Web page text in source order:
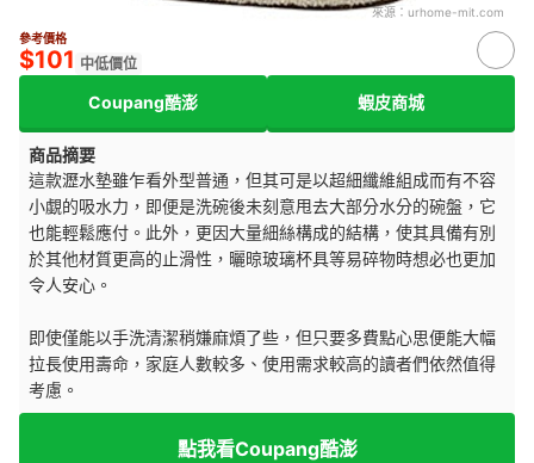
來源： urhome-mit.com
參考價格
$101 中低價位
Coupang酷澎 蝦皮商城
商品摘要
這款瀝水墊雖乍看外型普通，但其可是以超細纖維組成而有不容
小覷的吸水力，即便是洗碗後未刻意甩去大部分水分的碗盤，它
也能輕鬆應付。此外，更因大量細絲構成的結構，使其具備有別
於其他材質更高的止滑性，曬晾玻璃杯具等易碎物時想必也更加
令人安心。
即使僅能以手洗清潔稍嫌麻煩了些，但只要多費點心思便能大幅
拉長使用壽命，家庭人數較多、使用需求較高的讀者們依然值得
考慮。
點我看Coupang酷澎